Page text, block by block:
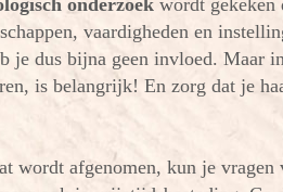
onderzoek wordt gekeken
vaardigheden en
je dus bijna geen invloed. Maar
is belangrijk! En zorg dat je
wordt afgenomen, kun je